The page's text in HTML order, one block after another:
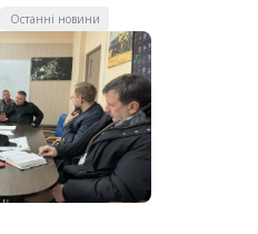
Останні новини